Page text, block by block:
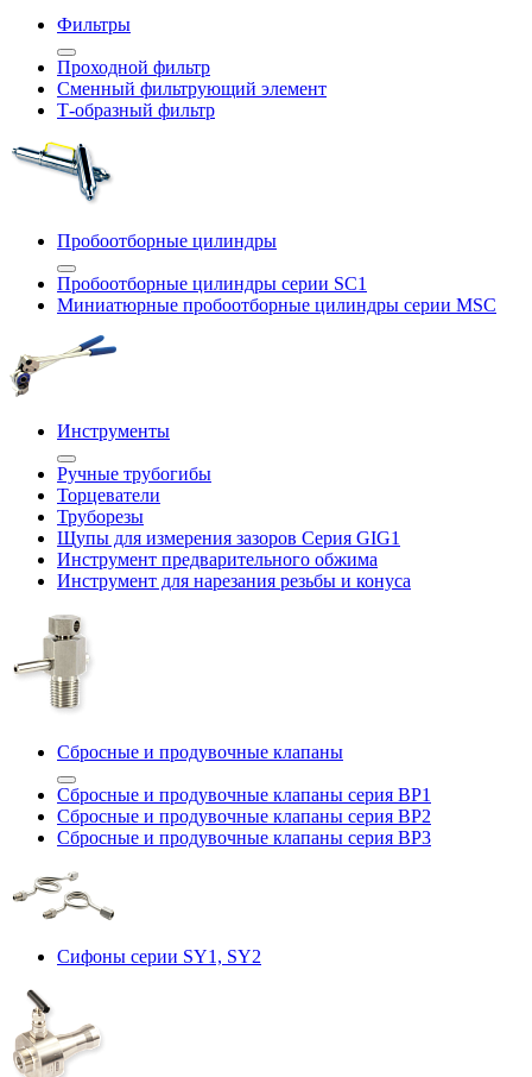
Фильтры
Проходной фильтр
Сменный фильтрующий элемент
Т-образный фильтр
Пробоотборные цилиндры
Пробоотборные цилиндры серии SC1
Миниатюрные пробоотборные цилиндры серии MSC
Инструменты
Ручные трубогибы
Торцеватели
Труборезы
Щупы для измерения зазоров Cерия GIG1
Инструмент предварительного обжима
Инструмент для нарезания резьбы и конуса
Сбросные и продувочные клапаны
Сбросные и продувочные клапаны серия BP1
Сбросные и продувочные клапаны серия BP2
Сбросные и продувочные клапаны серия BP3
Сифоны серии SY1, SY2